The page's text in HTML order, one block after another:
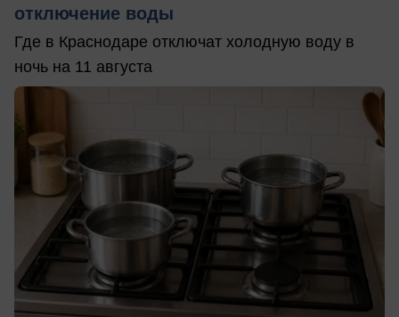
отключение воды
Где в Краснодаре отключат холодную воду в
ночь на 11 августа